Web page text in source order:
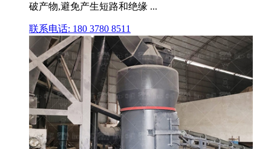
破产物,避免产生短路和绝缘 ...
联系电话: 180 3780 8511